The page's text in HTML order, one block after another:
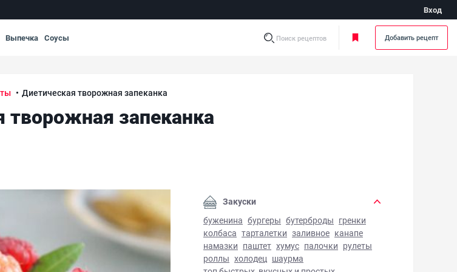
Вход
Выпечка Соусы Поиск рецептов Добавить рецепт
Диетическая творожная запеканка
творожная запеканка
Диетическая творожная запеканка - фото готового блюда
Закуски
буженина бургеры бутерброды гренки
колбаса тарталетки заливное канапе
намазки паштет хумус палочки рулеты
роллы холодец шаурма